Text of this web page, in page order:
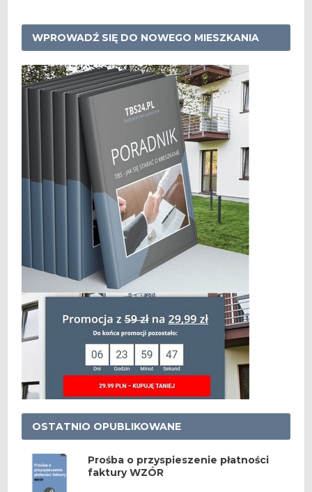
WPROWADŹ SIĘ DO NOWEGO MIESZKANIA
OSTATNIO OPUBLIKOWANE
Prośba o przyspieszenie płatności
faktury WZÓR